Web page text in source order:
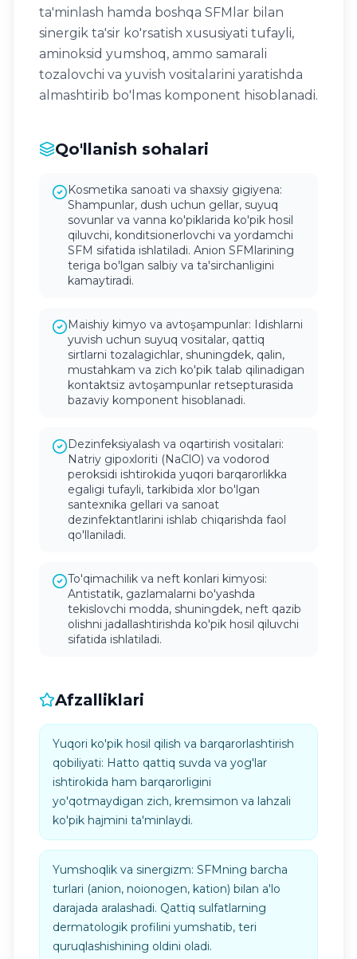
ta'minlash hamda boshqa SFMlar bilan
sinergik ta'sir ko'rsatish xususiyati tufayli,
aminoksid yumshoq, ammo samarali
tozalovchi va yuvish vositalarini yaratishda
almashtirib bo'lmas komponent hisoblanadi.
Qo'llanish sohalari
Kosmetika sanoati va shaxsiy gigiyena:
Shampunlar, dush uchun gellar, suyuq
sovunlar va vanna ko'piklarida ko'pik hosil
qiluvchi, konditsionerlovchi va yordamchi
SFM sifatida ishlatiladi. Anion SFMlarining
teriga bo'lgan salbiy va ta'sirchanligini
kamaytiradi.
Maishiy kimyo va avtoşampunlar: Idishlarni
yuvish uchun suyuq vositalar, qattiq
sirtlarni tozalagichlar, shuningdek, qalin,
mustahkam va zich ko'pik talab qilinadigan
kontaktsiz avtoşampunlar retsepturasida
bazaviy komponent hisoblanadi.
Dezinfeksiyalash va oqartirish vositalari:
Natriy gipoxloriti (NaClO) va vodorod
peroksidi ishtirokida yuqori barqarorlikka
egaligi tufayli, tarkibida xlor bo'lgan
santexnika gellari va sanoat
dezinfektantlarini ishlab chiqarishda faol
qo'llaniladi.
To'qimachilik va neft konlari kimyosi:
Antistatik, gazlamalarni bo'yashda
tekislovchi modda, shuningdek, neft qazib
olishni jadallashtirishda ko'pik hosil qiluvchi
sifatida ishlatiladi.
Afzalliklari
Yuqori ko'pik hosil qilish va barqarorlashtirish
qobiliyati: Hatto qattiq suvda va yog'lar
ishtirokida ham barqarorligini
yo'qotmaydigan zich, kremsimon va lahzali
ko'pik hajmini ta'minlaydi.
Yumshoqlik va sinergizm: SFMning barcha
turlari (anion, noionogen, kation) bilan a'lo
darajada aralashadi. Qattiq sulfatlarning
dermatologik profilini yumshatib, teri
quruqlashishining oldini oladi.